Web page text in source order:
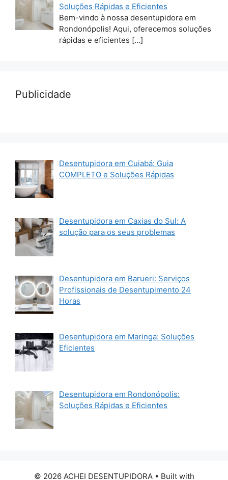
Soluções Rápidas e Eficientes
Bem-vindo à nossa desentupidora em
Rondonópolis! Aqui, oferecemos soluções
rápidas e eficientes […]
Publicidade
Desentupidora em Cuiabá: Guia
COMPLETO e Soluções Rápidas
Desentupidora em Caxias do Sul: A
solução para os seus problemas
Desentupidora em Barueri: Serviços
Profissionais de Desentupimento 24
Horas
Desentupidora em Maringa: Soluções
Eficientes
Desentupidora em Rondonópolis:
Soluções Rápidas e Eficientes
© 2026 ACHEI DESENTUPIDORA• Built with